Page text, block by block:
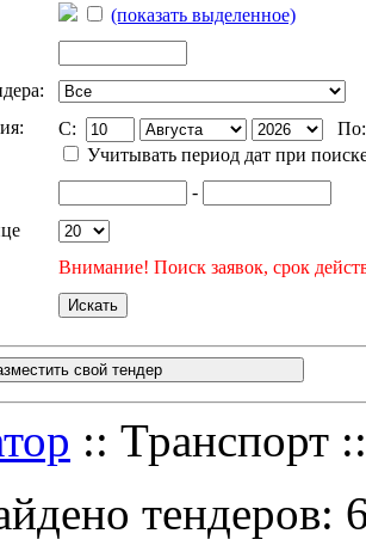
(показать выделенное)
C:
Учитывать период дат при
-
Внимание! Поиск заявок, срок
свой тендер
:: Транспорт
тендеров: